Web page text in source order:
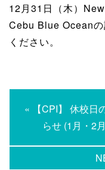
12月31日（木）
Cebu Blue Ocean
ください。
« 【CPI】 休校日
らせ (1月・2